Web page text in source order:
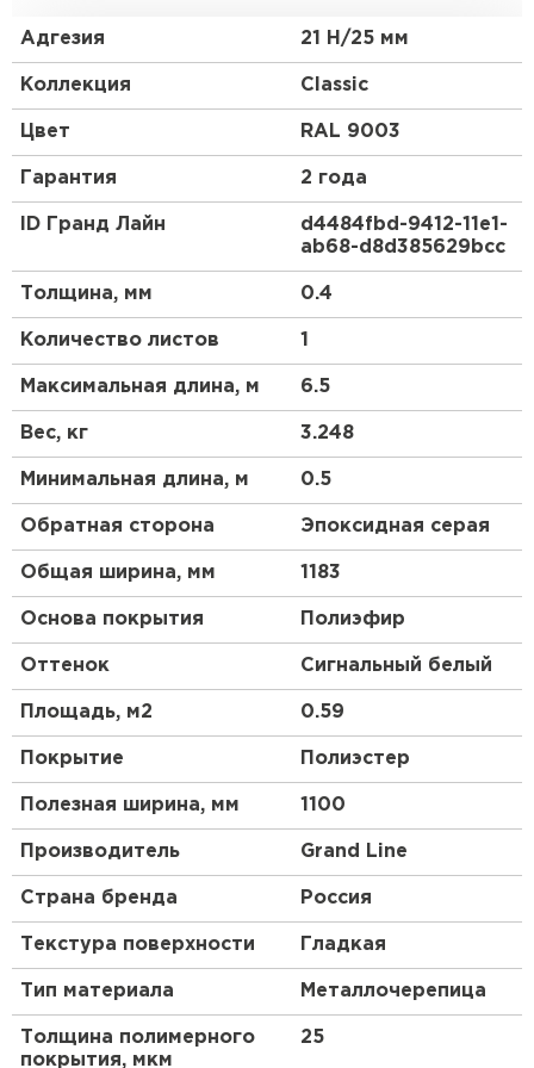
керамической черепицы.
Эта металлочерепица в скандинавском стиле
станет отличным акцентом Вашего дома.
Красивый и гармоничный внешний вид, классика
линий позволяют металлочерепице Classic
органично сочетаться как с природным
ландшафтом, так и с любым архитектурным
стилем самого дома.
Для обустройства кровли компания Grand Line
Ассортимент продукции имеет сертификаты,
подтверждающие ее качество и безопасность
использования.
Адгезия 21 Н/25 мм
Коллекция Classic
Цвет RAL 9003
Гарантия 2 года
ID Гранд Лайн
d4484fbd-9412-11e1-
ab68-d8d385629bcc
Толщина, мм 0.4
Количество листов 1
Максимальная длина, м 6.5
Вес, кг 3.248
Минимальная длина, м 0.5
Обратная сторона Эпоксидная серая
Общая ширина, мм 1183
Основа покрытия Полиэфир
Оттенок Сигнальный белый
Площадь, м2 0.59
Покрытие Полиэстер
Полезная ширина, мм 1100
Производитель Grand Line
Страна бренда Россия
Текстура поверхности Гладкая
Тип материала Металлочерепица
Толщина полимерного
покрытия, мкм
25